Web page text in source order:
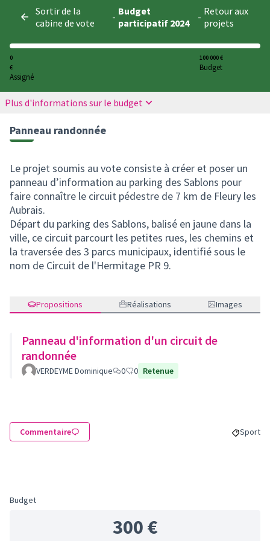
Sortir de la
cabine de vote
- Budget
participatif 2024
- Retour aux
projets
0
€
Assigné
100 000 €
Budget
Plus d'informations sur le budget
Panneau randonnée
Le projet soumis au vote consiste à créer et poser un
panneau d’information au parking des Sablons pour
faire connaître le circuit pédestre de 7 km de Fleury les
Aubrais.
Départ du parking des Sablons, balisé en jaune dans la
ville, ce circuit parcourt les petites rues, les chemins et
la traversée des 3 parcs municipaux, identifié sous le
nom de Circuit de l'Hermitage PR 9.
Propositions Réalisations Images
Panneau d'information d'un circuit de
randonnée
VERDEYME Dominique 0 0 Retenue
Commentaire Filtrer
Sport
Budget
300 €
Panneau de gestion des cookies